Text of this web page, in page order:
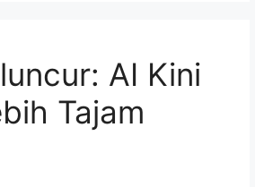
AI Kini
Tajam